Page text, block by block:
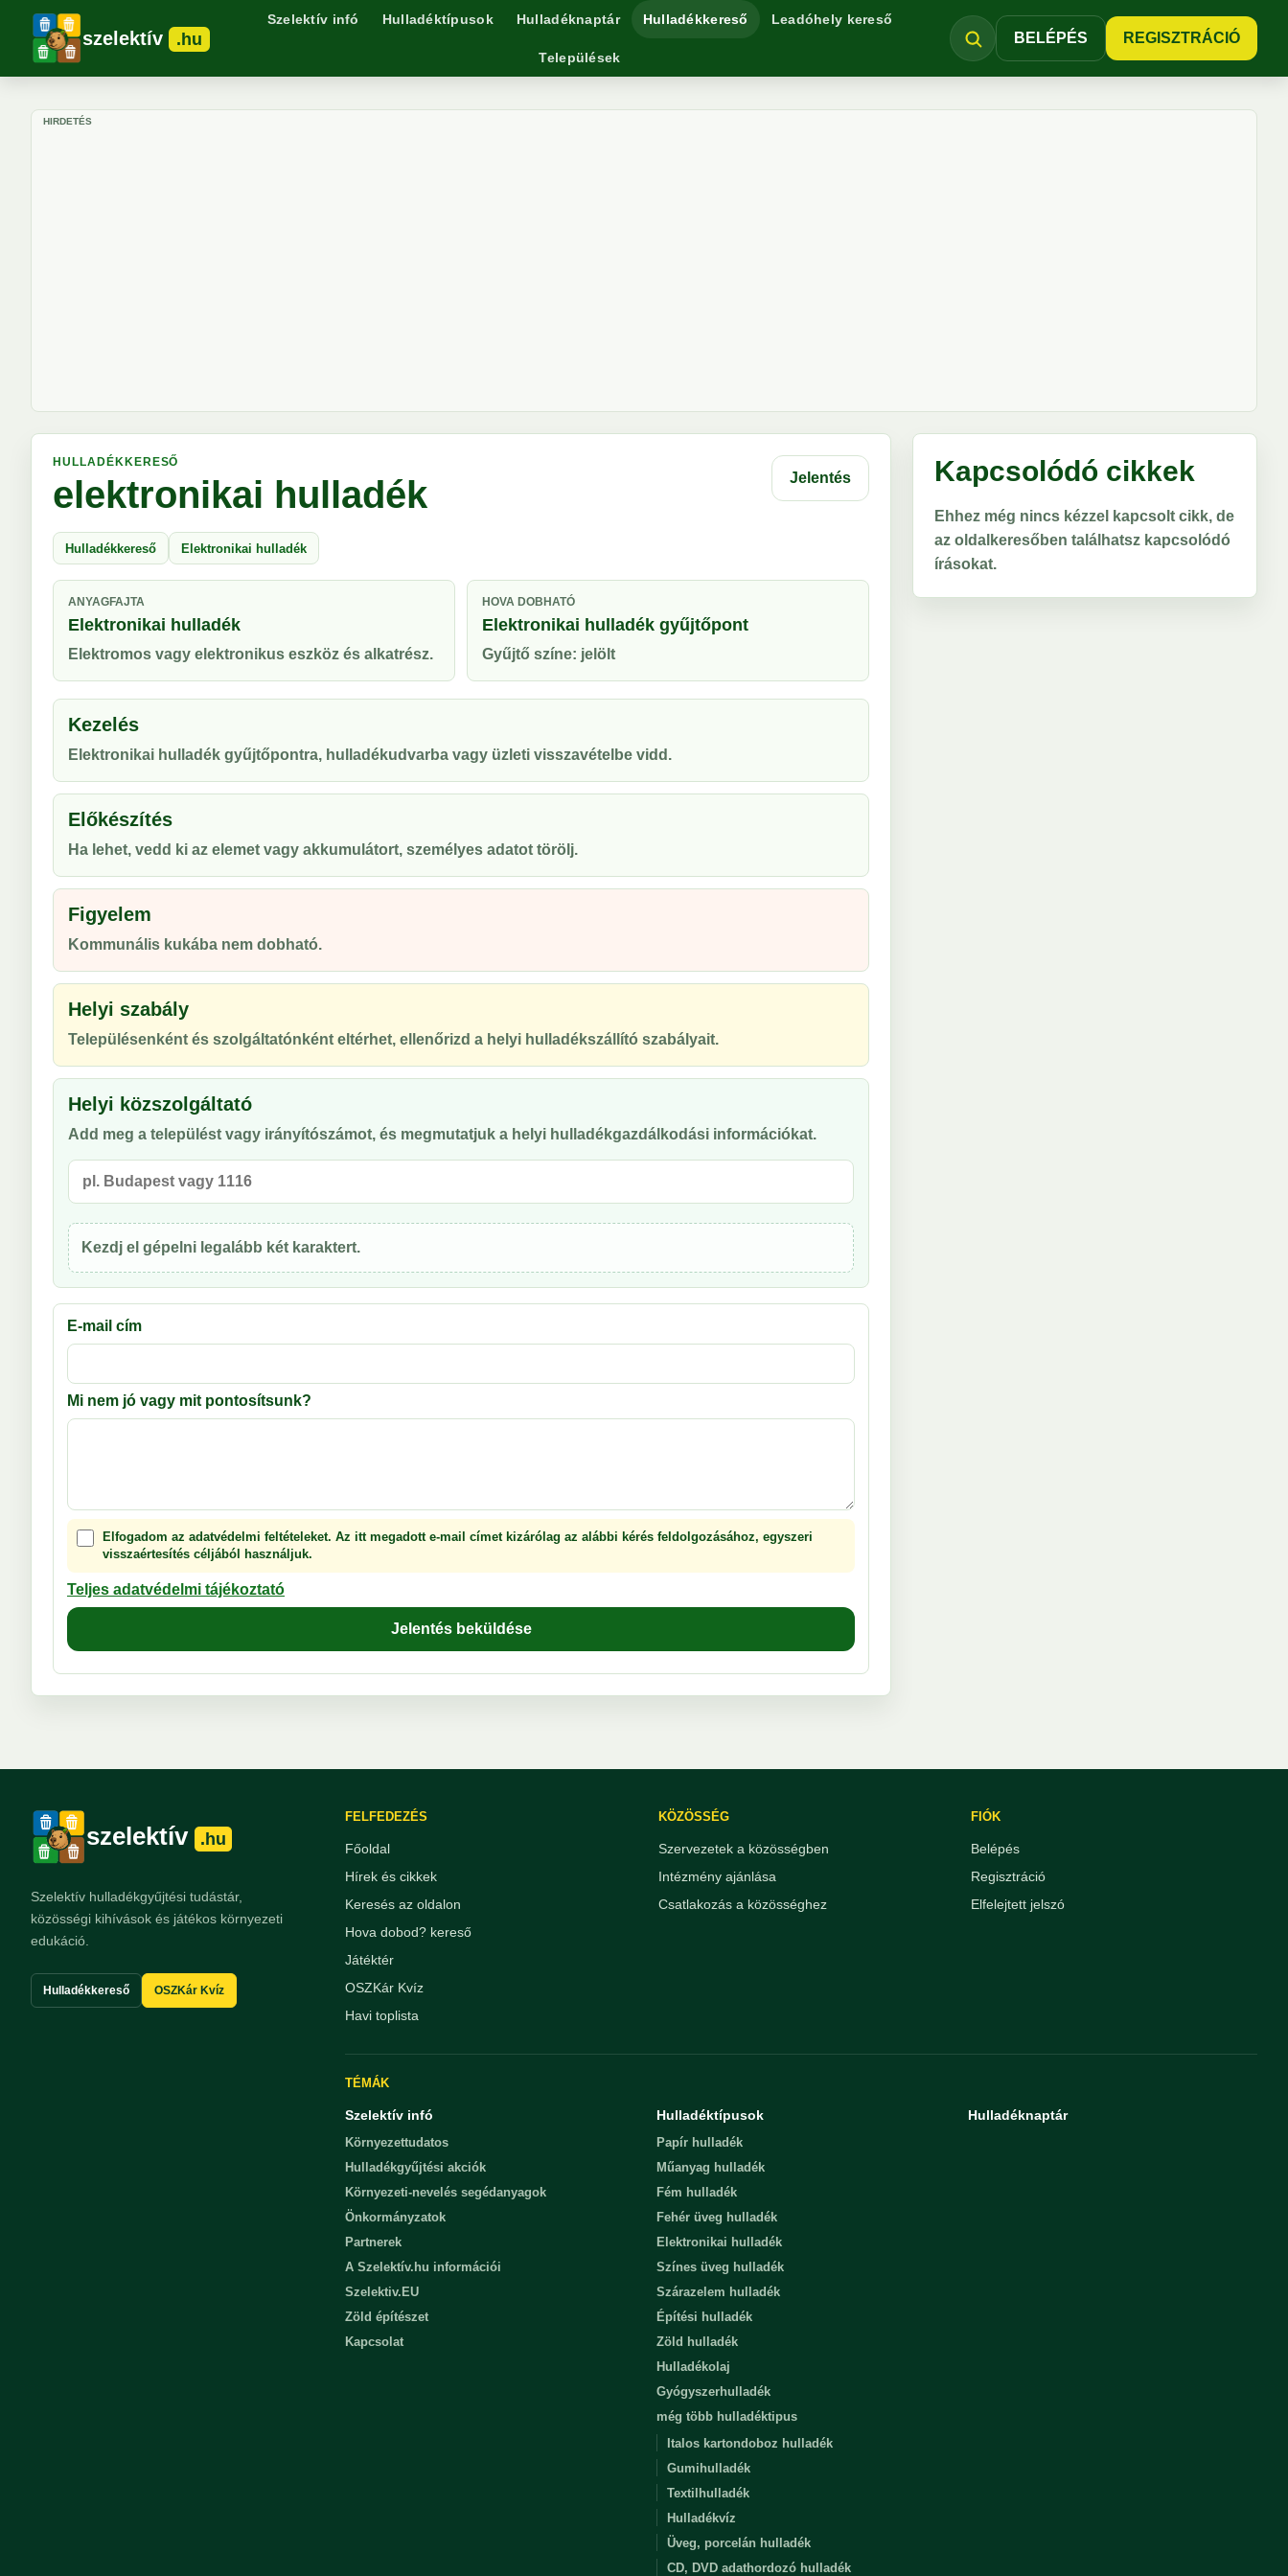
szelektív .hu
Szelektív infó Hulladéktípusok Hulladéknaptár Hulladékkereső Leadóhely kereső
Települések
BELÉPÉS REGISZTRÁCIÓ
HIRDETÉS
HULLADÉKKERESŐ
elektronikai hulladék Jelentés
Hulladékkereső Elektronikai hulladék
ANYAGFAJTA
Elektronikai hulladék
Elektromos vagy elektronikus eszköz és alkatrész.
HOVA DOBHATÓ
Elektronikai hulladék gyűjtőpont
Gyűjtő színe: jelölt
Kezelés
Elektronikai hulladék gyűjtőpontra, hulladékudvarba vagy üzleti visszavételbe vidd.
Előkészítés
Ha lehet, vedd ki az elemet vagy akkumulátort, személyes adatot törölj.
Figyelem
Kommunális kukába nem dobható.
Helyi szabály
Településenként és szolgáltatónként eltérhet, ellenőrizd a helyi hulladékszállító szabályait.
Helyi közszolgáltató
Add meg a települést vagy irányítószámot, és megmutatjuk a helyi hulladékgazdálkodási információkat.
Kezdj el gépelni legalább két karaktert.
E-mail cím
Mi nem jó vagy mit pontosítsunk?
Elfogadom az adatvédelmi feltételeket. Az itt megadott e-mail címet kizárólag az alábbi kérés feldolgozásához, egyszeri
visszaértesítés céljából használjuk.
Teljes adatvédelmi tájékoztató
Jelentés beküldése
Kapcsolódó cikkek
Ehhez még nincs kézzel kapcsolt cikk, de
az oldalkeresőben találhatsz kapcsolódó
írásokat.
szelektív .hu
Szelektív hulladékgyűjtési tudástár,
közösségi kihívások és játékos környezeti
edukáció.
Hulladékkereső OSZKár Kvíz
FELFEDEZÉS
Főoldal
Hírek és cikkek
Keresés az oldalon
Hova dobod? kereső
Játéktér
OSZKár Kvíz
Havi toplista
KÖZÖSSÉG
Szervezetek a közösségben
Intézmény ajánlása
Csatlakozás a közösséghez
FIÓK
Belépés
Regisztráció
Elfelejtett jelszó
TÉMÁK
Szelektív infó
Környezettudatos
Hulladékgyűjtési akciók
Környezeti-nevelés segédanyagok
Önkormányzatok
Partnerek
A Szelektív.hu információi
Szelektiv.EU
Zöld építészet
Kapcsolat
Hulladéktípusok
Papír hulladék
Műanyag hulladék
Fém hulladék
Fehér üveg hulladék
Elektronikai hulladék
Színes üveg hulladék
Szárazelem hulladék
Építési hulladék
Zöld hulladék
Hulladékolaj
Gyógyszerhulladék
még több hulladéktipus
Italos kartondoboz hulladék
Gumihulladék
Textilhulladék
Hulladékvíz
Üveg, porcelán hulladék
CD, DVD adathordozó hulladék
Hulladéknaptár